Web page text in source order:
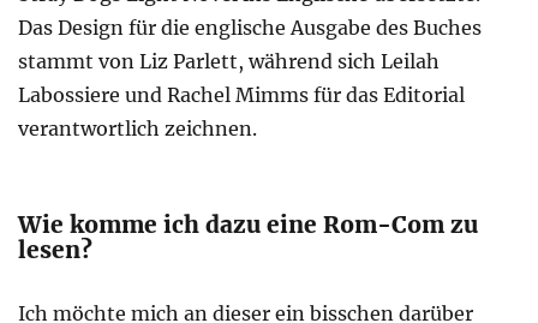
Das Design für die englische Ausgabe des Buches
stammt von Liz Parlett, während sich Leilah
Labossiere und Rachel Mimms für das Editorial
verantwortlich zeichnen.
Wie komme ich dazu eine Rom-Com zu
lesen?
Ich möchte mich an dieser ein bisschen darüber